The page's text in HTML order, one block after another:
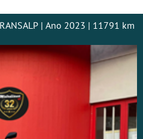
| Ano 2023 | 11791 km